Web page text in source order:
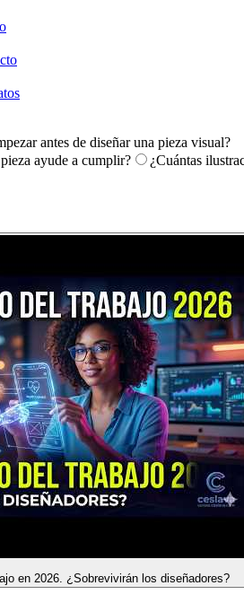
antes de diseñar una pieza visual?
ayude a cumplir?
¿Cuántas
en 2026. ¿Sobrevivirán los diseñadores?